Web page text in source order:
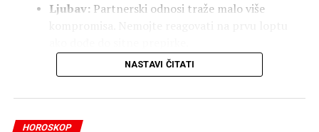
Ljubav: Partnerski odnosi traže malo više
Zdravlje:Puno energije, ali pripazite na izlaganje
suncu.
NASTAVI ČITATI
HOROSKOP